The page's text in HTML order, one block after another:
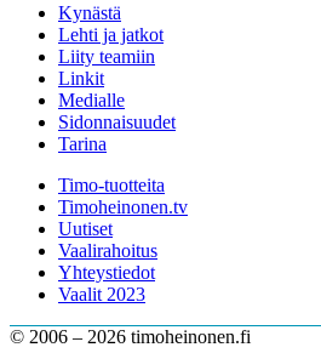
Kynästä
Lehti ja jatkot
Liity teamiin
Linkit
Medialle
Sidonnaisuudet
Tarina
Timo-tuotteita
Timoheinonen.tv
Uutiset
Vaalirahoitus
Yhteystiedot
Vaalit 2023
© 2006 – 2026 timoheinonen.fi